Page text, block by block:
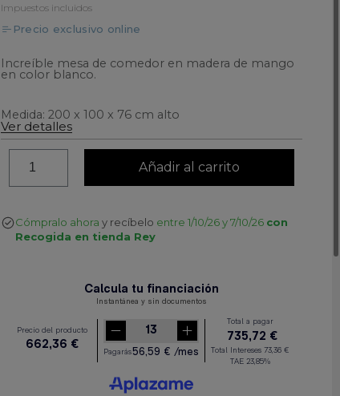
Impuestos incluidos
Precio exclusivo online
Increíble mesa de comedor en madera de mango
en color blanco.
Medida: 200 x 100 x 76 cm alto
Ver detalles
Añadir al carrito
Cómpralo ahora y recíbelo entre 1/10/26 y 7/10/26 con
Recogida en tienda Rey